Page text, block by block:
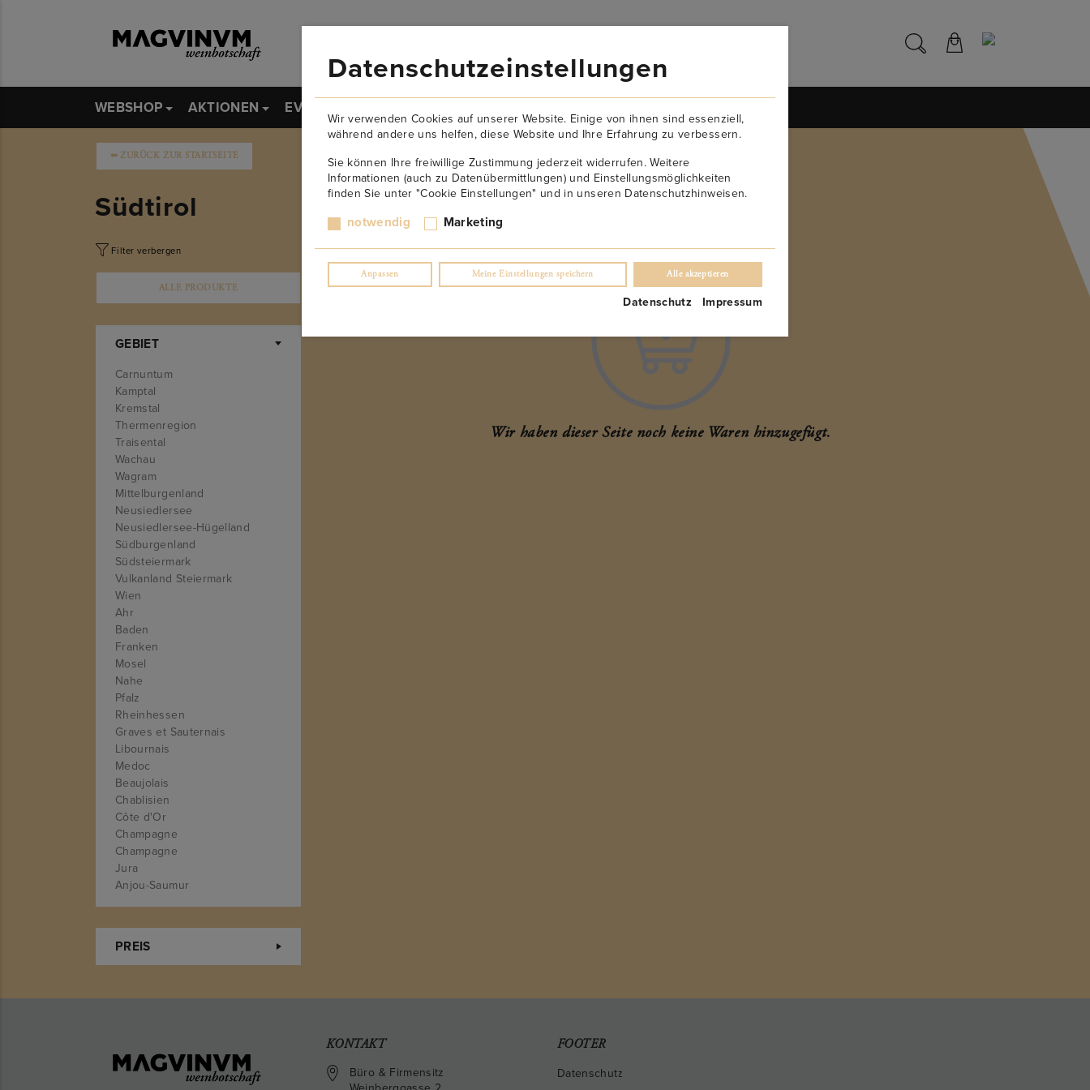
WEBSHOP AKTIONEN EVENTS
➥ZURÜCK ZUR STARTSEITE
Südtirol
Filter verbergen
ALLE PRODUKTE
GEBIET
Carnuntum
Kamptal
Kremstal
Thermenregion
Traisental
Wachau
Wagram
Mittelburgenland
Neusiedlersee
Neusiedlersee-Hügelland
Südburgenland
Südsteiermark
Vulkanland Steiermark
Wien
Ahr
Baden
Franken
Mosel
Nahe
Pfalz
Rheinhessen
Graves et Sauternais
Libournais
Medoc
Beaujolais
Chablisien
Côte d'Or
Champagne
Champagne
Jura
Anjou-Saumur
Centre
Priorat
Ribera del Duero
Toskana
Toskana
PREIS
Wir haben dieser Seite noch keine Waren hinzugefügt.
KONTAKT
Büro & Firmensitz
FOOTER
Datenschutz
Datenschutzeinstellungen
Wir verwenden Cookies auf unserer Website. Einige von ihnen sind essenziell,
während andere uns helfen, diese Website und Ihre Erfahrung zu verbessern.
Sie können Ihre freiwillige Zustimmung jederzeit widerrufen. Weitere
Informationen (auch zu Datenübermittlungen) und Einstellungsmöglichkeiten
finden Sie unter "Cookie Einstellungen" und in unseren Datenschutzhinweisen.
notwendig Marketing
Anpassen Meine Einstellungen speichern Alle akzeptieren
Datenschutz Impressum